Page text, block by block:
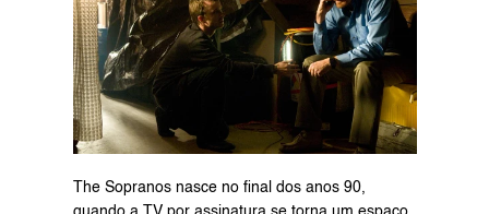
The Sopranos nasce no final dos anos 90,